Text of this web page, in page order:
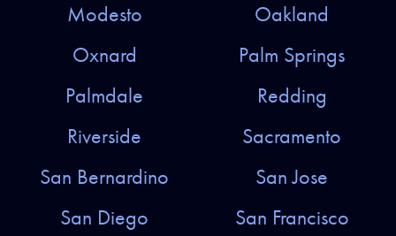
Modesto
Oakland
Oxnard
Palm Springs
Palmdale
Redding
Riverside
Sacramento
San Bernardino
San Jose
San Diego
San Francisco